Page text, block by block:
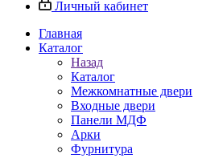
Личный кабинет
Главная
Каталог
Назад
Каталог
Межкомнатные двери
Входные двери
Панели МДФ
Арки
Фурнитура